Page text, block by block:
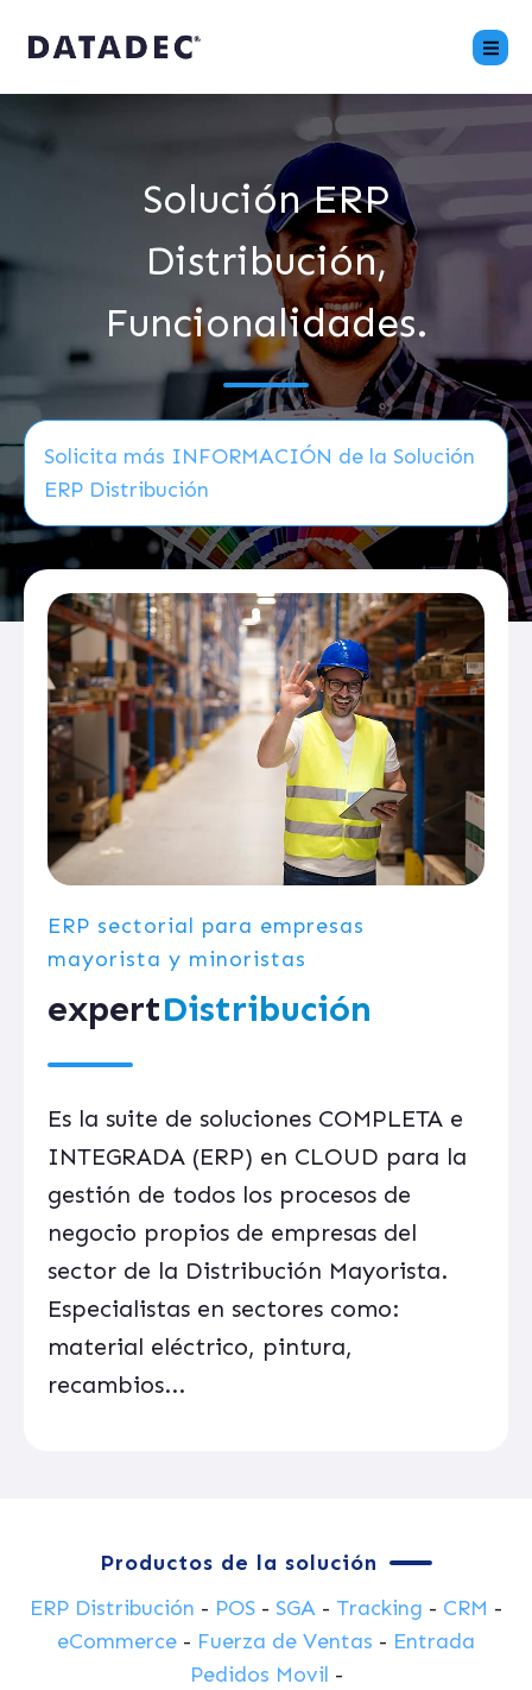
Solución ERP
Distribución,
Funcionalidades.
Solicita más INFORMACIÓN de la Solución
ERP Distribución
ERP sectorial para empresas
mayorista y minoristas
expertDistribución
Es la suite de soluciones COMPLETA e
INTEGRADA (ERP) en CLOUD para la
gestión de todos los procesos de
negocio propios de empresas del
sector de la Distribución Mayorista.
Especialistas en sectores como:
material eléctrico, pintura,
recambios...
Productos de la solución
ERP Distribución - POS - SGA - Tracking - CRM -
eCommerce - Fuerza de Ventas - Entrada
Pedidos Movil -